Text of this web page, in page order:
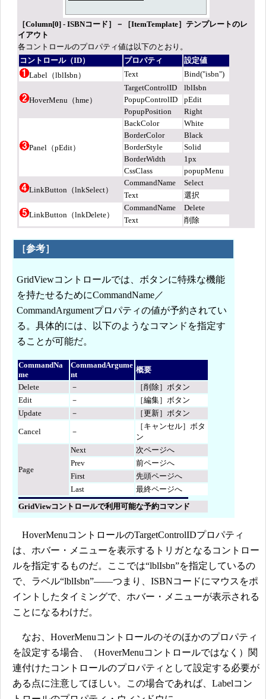
［Column[0] - ISBNコード］－［ItemTemplate］テンプレートのレ
イアウト
各コントロールのプロパティ値は以下のとおり。
コントロール（ID）
プロパティ
設定値
Label（lblIsbn）
Text Bind("isbn")
HoverMenu（hme）
TargetControlID
lblIsbn
PopupControlID
pEdit
PopupPosition
Right
Panel（pEdit）
BackColor
White
BorderColor
Black
BorderStyle
Solid
BorderWidth
1px
CssClass
popupMenu
LinkButton（lnkSelect）
CommandName
Select
Text
選択
LinkButton（lnkDelete）
CommandName
Delete
Text
削除
［参考］
GridViewコントロールでは、ボタンに特殊な機能
を持たせるためにCommandName／
CommandArgumentプロパティの値が予約されてい
る。具体的には、以下のようなコマンドを指定す
ることが可能だ。
CommandNa
me
CommandArgume
nt
概要
Delete
－
［削除］ボタン
Edit
－
［編集］ボタン
Update
－ ［更新］ボタン
Cancel －
［キャンセル］ボタ
ン
Page
Next
次ページへ
Prev
前ページへ
First
先頭ページへ
Last
最終ページへ
GridViewコントロールで利用可能な予約コマンド
HoverMenuコントロールのTargetControlIDプロパティ
は、ホバー・メニューを表示するトリガとなるコントロー
ルを指定するものだ。ここでは“lblIsbn”を指定しているの
で、ラベル“lblIsbn”――つまり、ISBNコードにマウスをポ
イントしたタイミングで、ホバー・メニューが表示される
ことになるわけだ。
なお、HoverMenuコントロールのそのほかのプロパティ
を設定する場合、（HoverMenuコントロールではなく）関
連付けたコントロールのプロパティとして設定する必要が
ある点に注意してほしい。この場合であれば、Labelコン